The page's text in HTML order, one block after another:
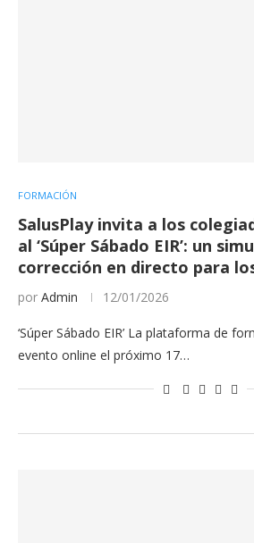
FORMACIÓN
SalusPlay invita a los
al ‘Súper Sábado EIR’: un
corrección en directo para
por Admin 12/01/2026
‘Súper Sábado EIR’ La plataforma de
evento online el próximo 17…